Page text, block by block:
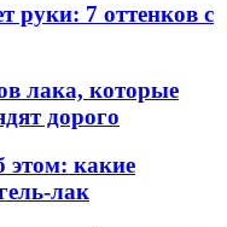
руки: 7 оттенков с
лака, которые
дорого
этом: какие
лак